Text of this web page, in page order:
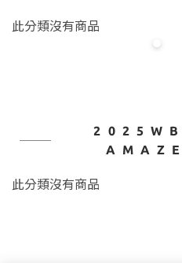
此分類沒有商品
AMAZE
此分類沒有商品